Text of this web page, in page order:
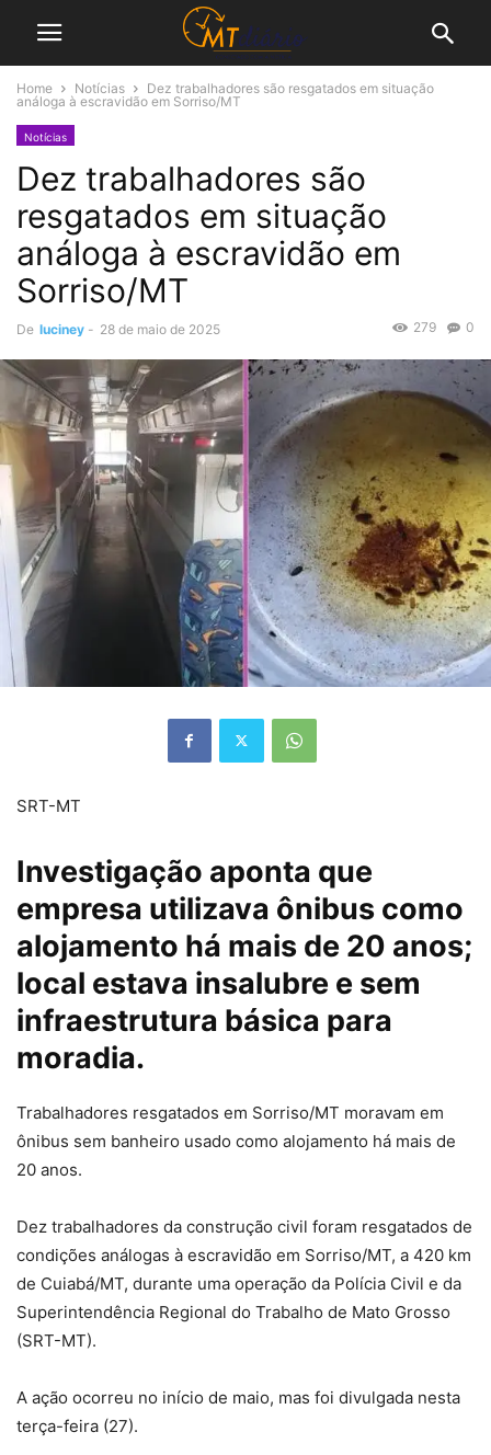
Home Notícias
Dez trabalhadores são resgatados em situação
análoga à escravidão em Sorriso/MT
Notícias
Dez trabalhadores são
resgatados em situação
análoga à escravidão em
Sorriso/MT
De luciney - 28 de maio de 2025 0
279
SRT-MT
Investigação aponta que
empresa utilizava ônibus como
alojamento há mais de 20 anos;
local estava insalubre e sem
infraestrutura básica para
moradia.
Trabalhadores resgatados em Sorriso/MT moravam em
ônibus sem banheiro usado como alojamento há mais de
20 anos.
Dez trabalhadores da construção civil foram resgatados de
condições análogas à escravidão em Sorriso/MT, a 420 km
de Cuiabá/MT, durante uma operação da Polícia Civil e da
Superintendência Regional do Trabalho de Mato Grosso
(SRT-MT).
A ação ocorreu no início de maio, mas foi divulgada nesta
terça-feira (27).